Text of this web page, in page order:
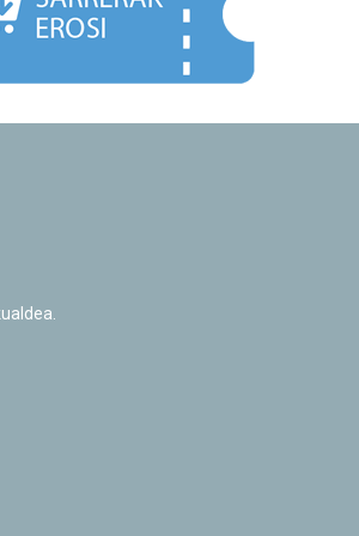
publikoa eskatzeko baimena